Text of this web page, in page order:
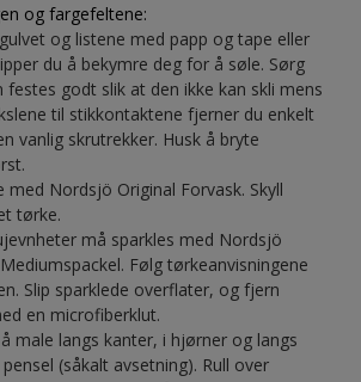
og fargefeltene:
og listene med papp og tape eller
du å bekymre deg for å søle. Sørg
festes godt slik at den ikke kan skli mens
til stikkontaktene fjerner du enkelt
vanlig skrutrekker. Husk å bryte
med Nordsjö Original Forvask. Skyll
tørke.
må sparkles med Nordsjö
Følg tørkeanvisningene
Slip sparklede overflater, og fjern
en microfiberklut.
male langs kanter, i hjørner og langs
(såkalt avsetning). Rull over